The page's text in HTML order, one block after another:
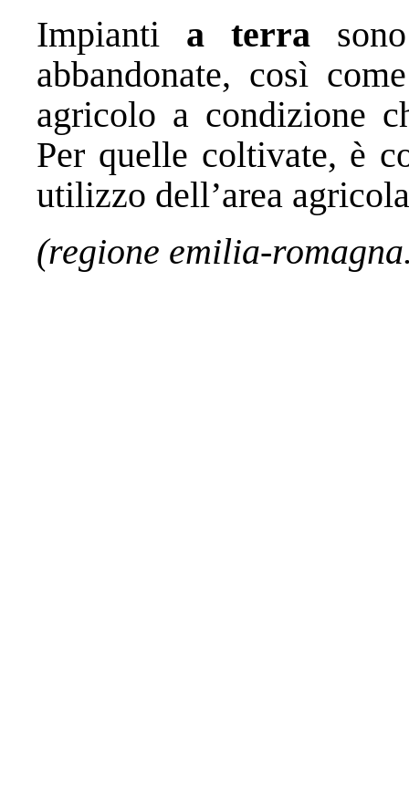
Impianti a terra
abbandonate, così
agricolo a condizione
Per quelle coltivate, è
utilizzo dell’area
(regione emilia-